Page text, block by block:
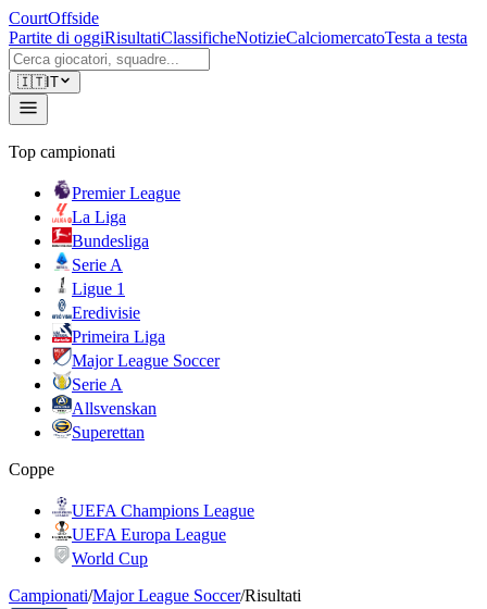
CourtOffside
Partite di oggiRisultatiClassificheNotizieCalciomercatoTesta a testa
🇮🇹IT
Top campionati
Premier League
La Liga
Bundesliga
Serie A
Ligue 1
Eredivisie
Primeira Liga
Major League Soccer
Serie A
Allsvenskan
Superettan
Coppe
UEFA Champions League
UEFA Europa League
World Cup
Campionati/Major League Soccer/Risultati